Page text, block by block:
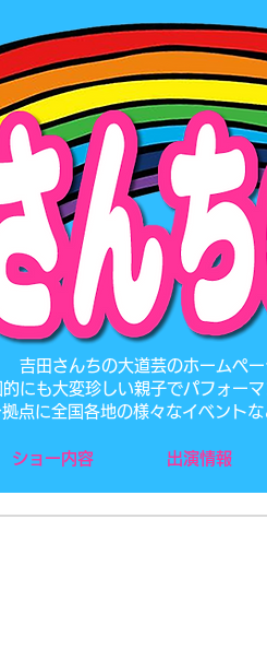
吉田さんちの大道芸のホームペー
にも大変珍しい親子でパフォーマ
点に全国各地の様々なイベント
ショー内容 出演情報